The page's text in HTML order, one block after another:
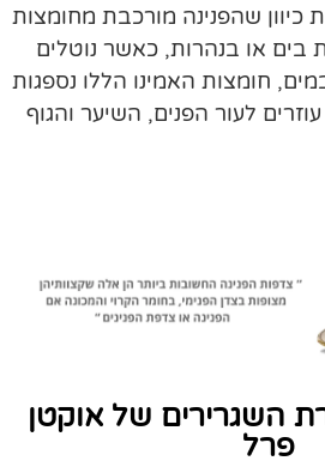
כיוון שהפנינה מורכבת מחומצות
בים או בנהרות, כאשר נוטלים
חומצות האמינו הללו נספגות
לעור הפנים, השיער והגוף
השגרירים של אוקטן
פרל